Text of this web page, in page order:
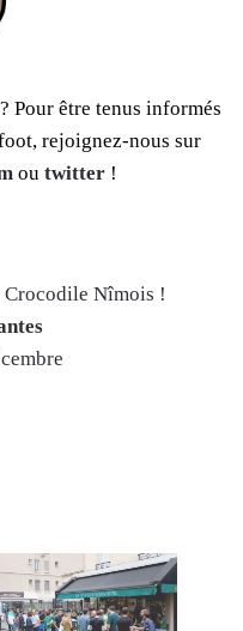
Pour être tenus informés
rejoignez-nous sur
ou twitter !
Nîmois !